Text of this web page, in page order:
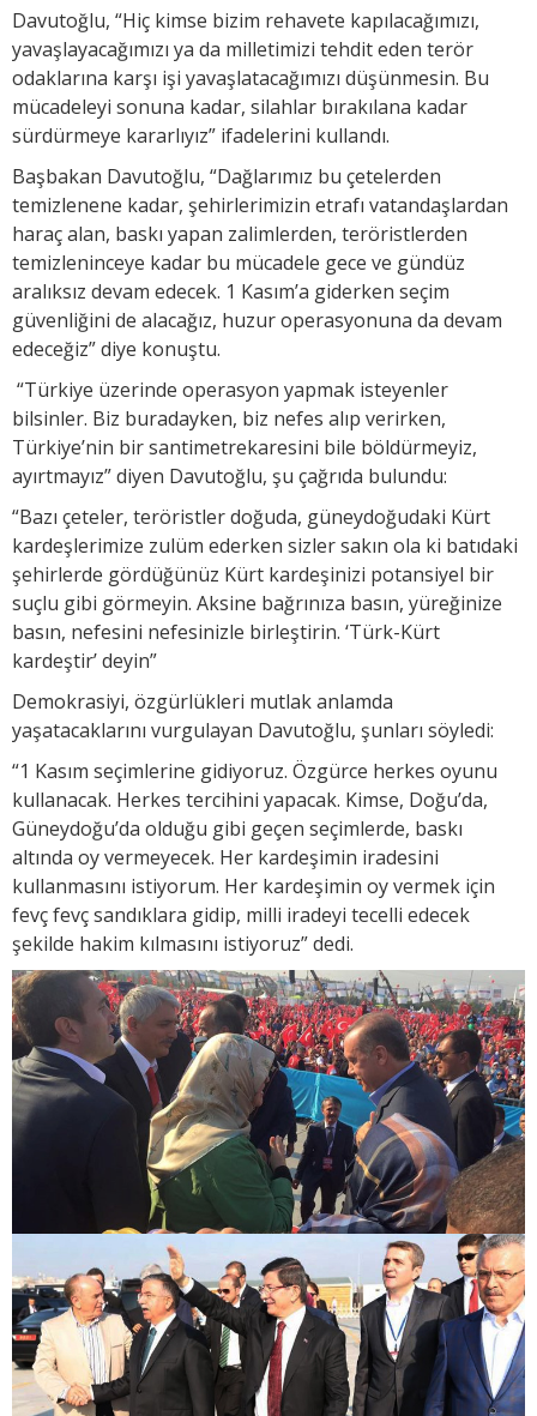
Davutoğlu, “Hiç kimse bizim rehavete kapılacağımızı,
yavaşlayacağımızı ya da milletimizi tehdit eden terör
odaklarına karşı işi yavaşlatacağımızı düşünmesin. Bu
mücadeleyi sonuna kadar, silahlar bırakılana kadar
sürdürmeye kararlıyız” ifadelerini kullandı.
Başbakan Davutoğlu, “Dağlarımız bu çetelerden
temizlenene kadar, şehirlerimizin etrafı vatandaşlardan
haraç alan, baskı yapan zalimlerden, teröristlerden
temizleninceye kadar bu mücadele gece ve gündüz
aralıksız devam edecek. 1 Kasım’a giderken seçim
güvenliğini de alacağız, huzur operasyonuna da devam
edeceğiz” diye konuştu.
“Türkiye üzerinde operasyon yapmak isteyenler
bilsinler. Biz buradayken, biz nefes alıp verirken,
Türkiye’nin bir santimetrekaresini bile böldürmeyiz,
ayırtmayız” diyen Davutoğlu, şu çağrıda bulundu:
“Bazı çeteler, teröristler doğuda, güneydoğudaki Kürt
kardeşlerimize zulüm ederken sizler sakın ola ki batıdaki
şehirlerde gördüğünüz Kürt kardeşinizi potansiyel bir
suçlu gibi görmeyin. Aksine bağrınıza basın, yüreğinize
basın, nefesini nefesinizle birleştirin. ‘Türk-Kürt
kardeştir’ deyin”
Demokrasiyi, özgürlükleri mutlak anlamda
yaşatacaklarını vurgulayan Davutoğlu, şunları söyledi:
“1 Kasım seçimlerine gidiyoruz. Özgürce herkes oyunu
kullanacak. Herkes tercihini yapacak. Kimse, Doğu’da,
Güneydoğu’da olduğu gibi geçen seçimlerde, baskı
altında oy vermeyecek. Her kardeşimin iradesini
kullanmasını istiyorum. Her kardeşimin oy vermek için
fevç fevç sandıklara gidip, milli iradeyi tecelli edecek
şekilde hakim kılmasını istiyoruz” dedi.